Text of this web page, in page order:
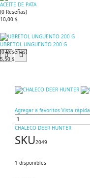
ACEITE DE PATA
(0 Reseñas)
10,00 $
UBRETOL UNGUENTO 200 G
(0Reseñas)
5,50 $
Agregar a favoritos Vista rápida
CHALECO DEER HUNTER
SKU2049
1 disponibles